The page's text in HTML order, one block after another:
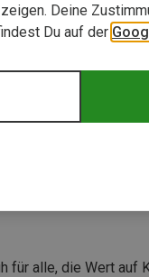
für alle, die Wert auf
Deine
Du auf der